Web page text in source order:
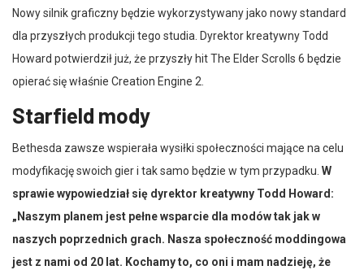
Nowy silnik graficzny będzie wykorzystywany jako nowy standard
dla przyszłych produkcji tego studia. Dyrektor kreatywny Todd
Howard potwierdził już, że przyszły hit The Elder Scrolls 6 będzie
opierać się właśnie Creation Engine 2.
Starfield mody
Bethesda zawsze wspierała wysiłki społeczności mające na celu
modyfikację swoich gier i tak samo będzie w tym przypadku. W
sprawie wypowiedział się dyrektor kreatywny Todd Howard:
„Naszym planem jest pełne wsparcie dla modów tak jak w
naszych poprzednich grach. Nasza społeczność moddingowa
jest z nami od 20 lat. Kochamy to, co oni i mam nadzieję, że